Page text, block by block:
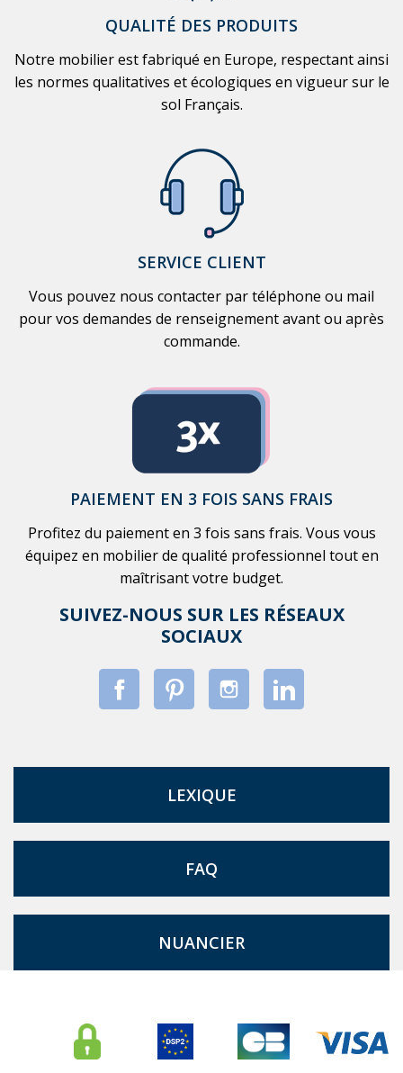
QUALITÉ DES PRODUITS
Notre mobilier est fabriqué en Europe, respectant ainsi
les normes qualitatives et écologiques en vigueur sur le
sol Français.
SERVICE CLIENT
Vous pouvez nous contacter par téléphone ou mail
pour vos demandes de renseignement avant ou après
commande.
PAIEMENT EN 3 FOIS SANS FRAIS
Profitez du paiement en 3 fois sans frais. Vous vous
équipez en mobilier de qualité professionnel tout en
maîtrisant votre budget.
SUIVEZ-NOUS SUR LES RÉSEAUX
SOCIAUX
LEXIQUE
FAQ
NUANCIER